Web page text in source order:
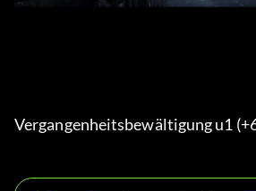
Vergangenheitsbewältigung u1